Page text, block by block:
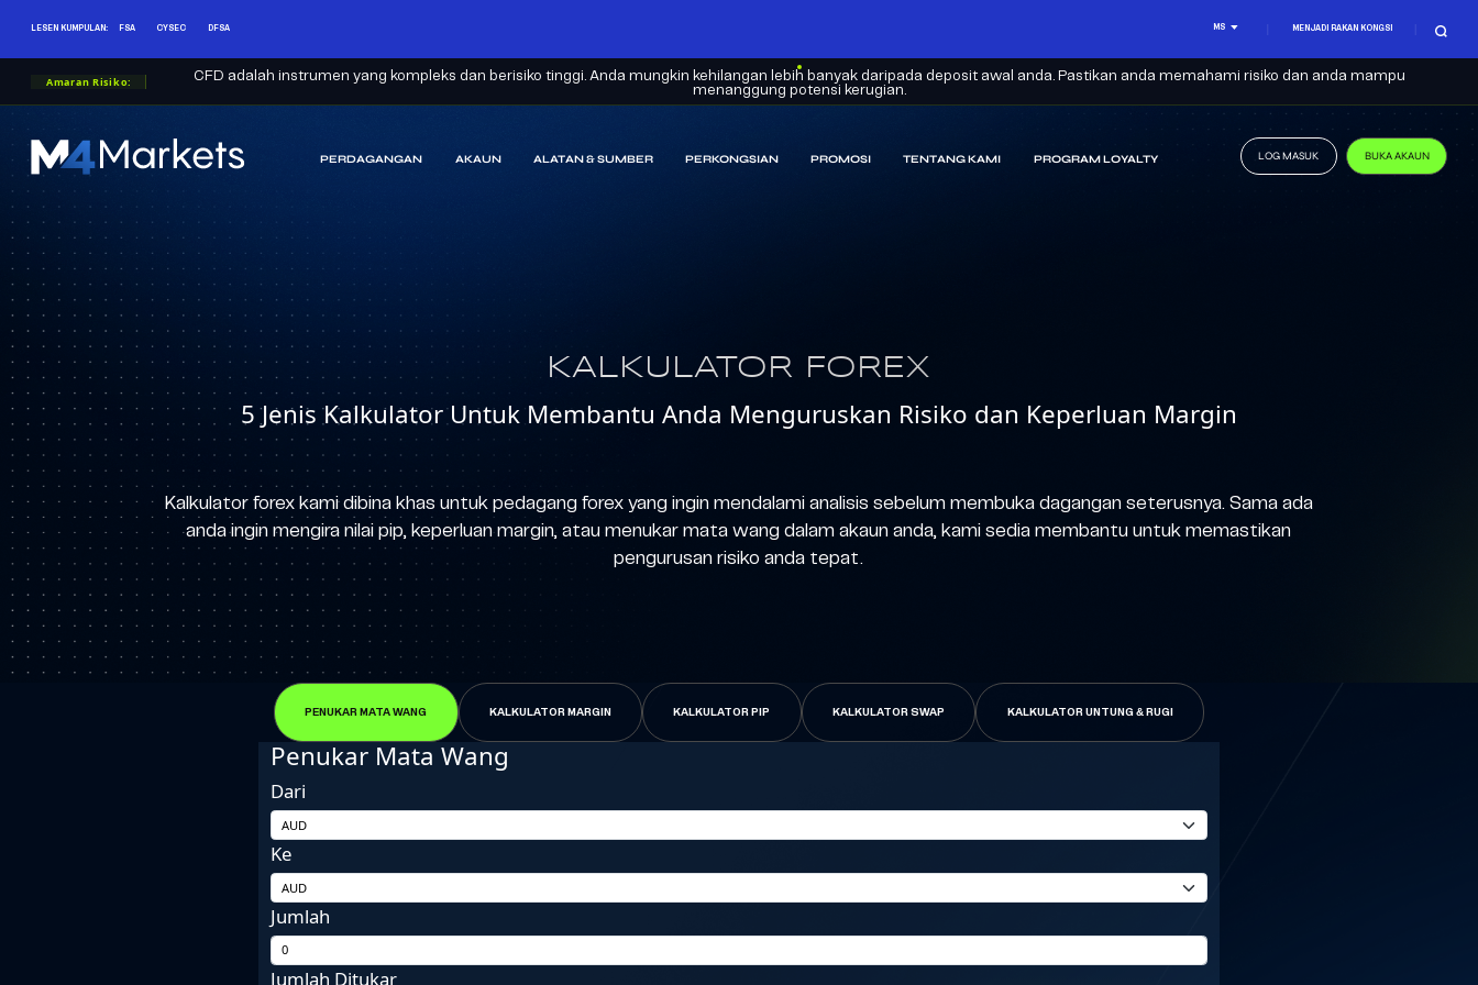
LESEN KUMPULAN: FSA CYSEC DFSA MS MENJADI RAKAN KONGSI
Amaran Risiko:
CFD adalah instrumen yang kompleks dan berisiko tinggi. Anda mungkin kehilangan lebih banyak daripada deposit awal anda. Pastikan anda memahami risiko dan anda mampu
menanggung potensi kerugian.
M4Markets
CFD
Trading
Regulated
Broker
PERDAGANGAN AKAUN ALATAN & SUMBER PERKONGSIAN PROMOSI TENTANG KAMI PROGRAM LOYALTY LOG MASUK BUKA AKAUN
KALKULATOR FOREX
5 Jenis Kalkulator Untuk Membantu Anda Menguruskan Risiko dan Keperluan Margin
Kalkulator forex kami dibina khas untuk pedagang forex yang ingin mendalami analisis sebelum membuka dagangan seterusnya. Sama ada
anda ingin mengira nilai pip, keperluan margin, atau menukar mata wang dalam akaun anda, kami sedia membantu untuk memastikan
pengurusan risiko anda tepat.
PENUKAR MATA WANG KALKULATOR MARGIN KALKULATOR PIP KALKULATOR SWAP KALKULATOR UNTUNG & RUGI
Penukar Mata Wang
Dari
Ke
Jumlah
Jumlah Ditukar